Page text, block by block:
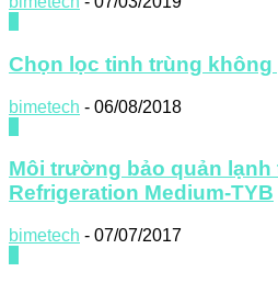
Chọn lọc tinh trùng không
bimetech - 06/08/2018
Môi trường bảo quản lạnh
Refrigeration Medium-TYB
bimetech - 07/07/2017